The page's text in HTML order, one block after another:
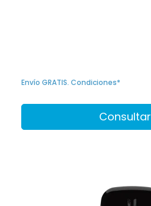
Envío GRATIS. Condiciones*
Consultar